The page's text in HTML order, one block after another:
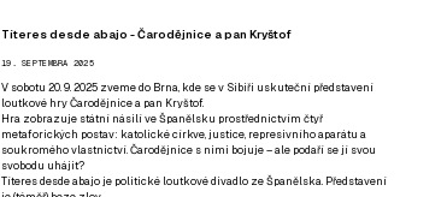
Títeres desde abajo - Čarodějnice a pan Kryštof
19. SEPTEMBRA 2025
V sobotu 20. 9. 2025 zveme do Brna, kde se v Sibiři uskuteční představení
loutkové hry Čarodějnice a pan Kryštof.
Hra zobrazuje státní násilí ve Španělsku prostřednictvím čtyř
metaforických postav: katolické církve, justice, represivního aparátu a
soukromého vlastnictví. Čarodějnice s nimi bojuje – ale podaří se jí svou
svobodu uhájit?
Títeres desde abajo je politické loutkové divadlo ze Španělska. Představení